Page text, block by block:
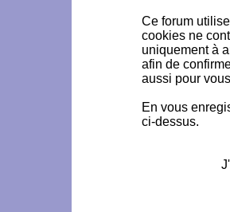
Ce forum
cookies ne
uniquement à
afin de
aussi pour
En vous
ci-dessus.